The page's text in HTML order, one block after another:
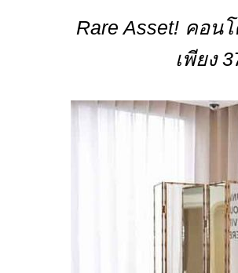
Rare Asset! คอน
เพียง